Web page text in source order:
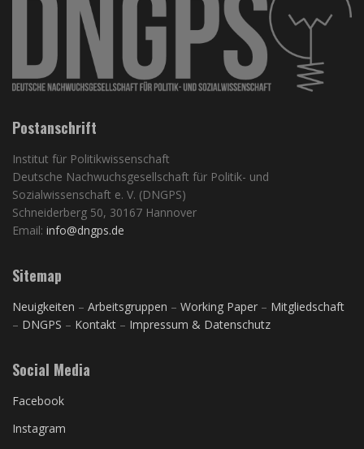
Postanschrift
Institut für Politikwissenschaft
Deutsche Nachwuchsgesellschaft für Politik- und
Sozialwissenschaft e. V. (DNGPS)
Schneiderberg 50, 30167 Hannover
Email: info@dngps.de
Sitemap
Neuigkeiten – Arbeitsgruppen – Working Paper – Mitgliedschaft
– DNGPS – Kontakt – Impressum & Datenschutz
Social Media
Facebook
Instagram